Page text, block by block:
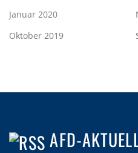
Januar 2020
Oktober 2019
AFD-